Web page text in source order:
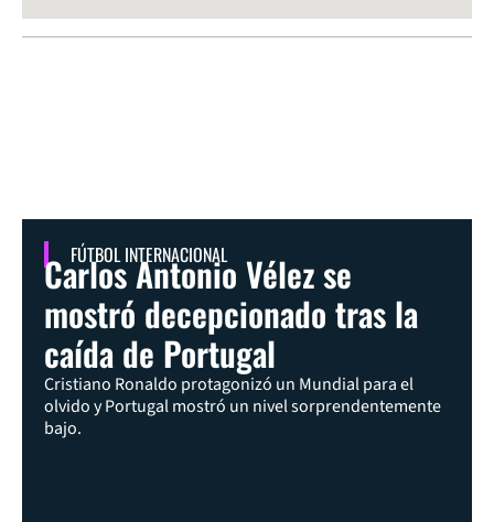
FÚTBOL INTERNACIONAL
Carlos Antonio Vélez se
mostró decepcionado tras la
caída de Portugal
Cristiano Ronaldo protagonizó un Mundial para el
olvido y Portugal mostró un nivel sorprendentemente
bajo.